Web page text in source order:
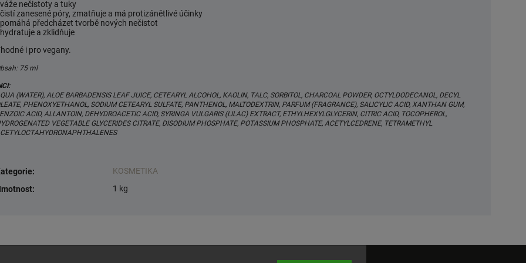
váže nečistoty a tuky
čistí zanesené póry, zmatňuje a má protizánětlivé účinky
pomáhá předcházet tvorbě nových nečistot
hydratuje a zklidňuje
i pro vegany.
75 ml
(WATER), ALOE BARBADENSIS LEAF JUICE, CETEARYL ALCOHOL, KAOLIN, TALC, SORBITOL, CHARCOAL POWDER, OCTYLDODECANOL, DECYL
PHENOXYETHANOL, SODIUM CETEARYL SULFATE, PANTHENOL, MALTODEXTRIN, PARFUM (FRAGRANCE), SALICYLIC ACID, XANTHAN GUM,
ACID, ALLANTOIN, DEHYDROACETIC ACID, SYRINGA VULGARIS (LILAC) EXTRACT, ETHYLHEXYLGLYCERIN, CITRIC ACID, TOCOPHEROL,
VEGETABLE GLYCERIDES CITRATE, DISODIUM PHOSPHATE, POTASSIUM PHOSPHATE, ACETYLCEDRENE, TETRAMETHYL
:
KOSMETIKA
: 1 kg